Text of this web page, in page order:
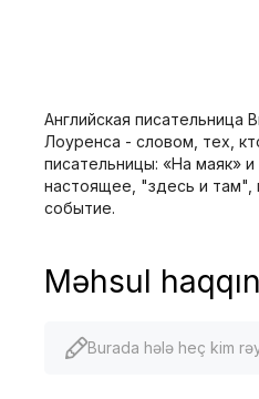
Английская
Лоуренса - словом, тех,
писательницы: «На маяк»
настоящее, "здесь и там",
событие.
Məhsul
Burada hələ heç kim